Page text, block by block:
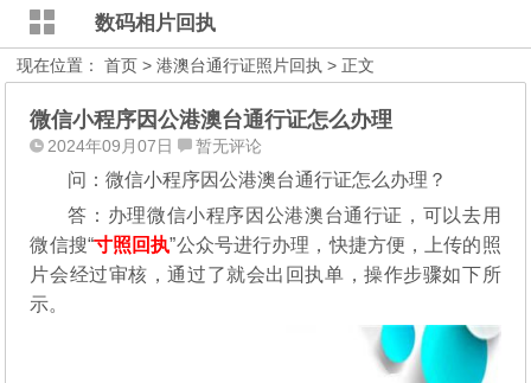
数码相片回执
现在位置：首页 >港澳台通行证照片回执 > 正文
微信小程序因公港澳台通行证怎么办理
2024年09月07日 暂无评论
问：微信小程序因公港澳台通行证怎么办理？
答：办理微信小程序因公港澳台通行证，可以去用
微信搜“寸照回执”公众号进行办理，快捷方便，上传的照
片会经过审核，通过了就会出回执单，操作步骤如下所
示。